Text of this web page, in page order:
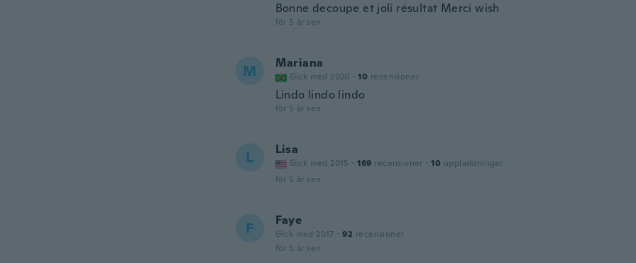
Bonne decoupe et joli résultat Merci wish
för 5 år sen
M Mariana
Gick med 2020 · 10 recensioner
Lindo lindo lindo
för 5 år sen
L Lisa
Gick med 2015 · 169 recensioner · 10 uppladdningar
för 5 år sen
F Faye
Gick med 2017 · 92 recensioner
för 5 år sen